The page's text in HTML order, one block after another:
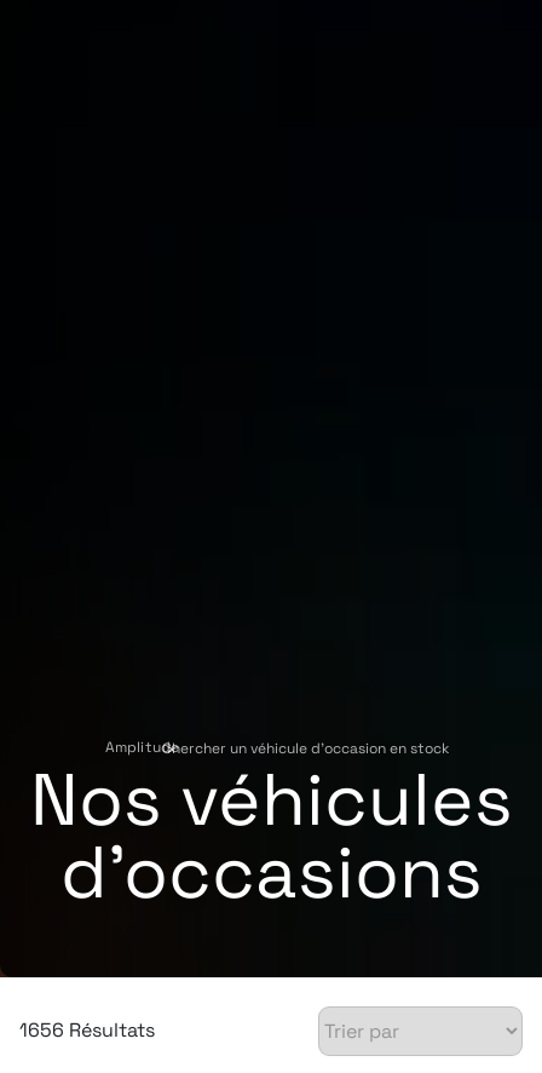
Amplitude
›
Chercher un véhicule d'occasion en stock
Nos véhicules
d'occasions
1656 Résultats